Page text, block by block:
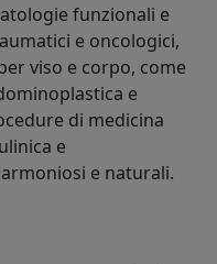
funzionali e
e oncologici,
viso e corpo, come
e
di medicina
e
e naturali.